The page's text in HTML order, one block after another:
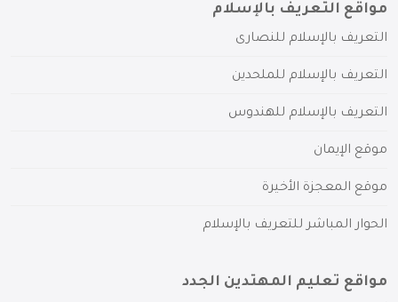
مواقع التعريف بالإسلام
التعريف بالإسلام للنصارى
التعريف بالإسلام للملحدين
التعريف بالإسلام للهندوس
موقع الإيمان
موقع المعجزة الأخيرة
الحوار المباشر للتعريف بالإسلام
مواقع تعليم المهتدين الجدد